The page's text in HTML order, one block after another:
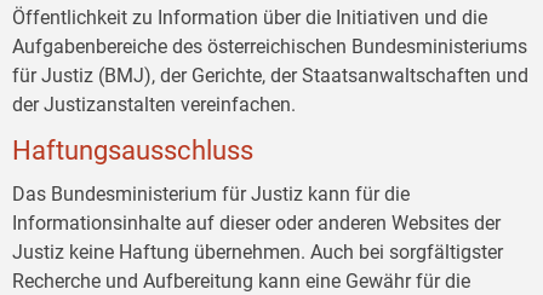
Öffentlichkeit zu Information über die Initiativen und die
Aufgabenbereiche des österreichischen Bundesministeriums
für Justiz (BMJ), der Gerichte, der Staatsanwaltschaften und
der Justizanstalten vereinfachen.
Haftungsausschluss
Das Bundesministerium für Justiz kann für die
Informationsinhalte auf dieser oder anderen Websites der
Justiz keine Haftung übernehmen. Auch bei sorgfältigster
Recherche und Aufbereitung kann eine Gewähr für die